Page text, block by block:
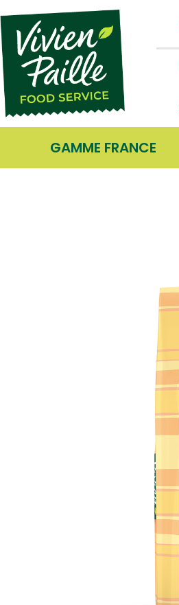
GAMME FRANCE